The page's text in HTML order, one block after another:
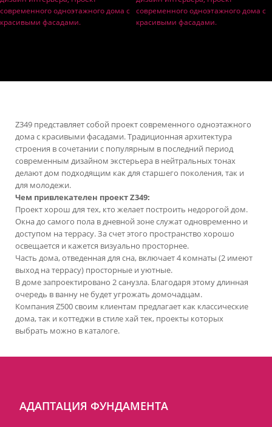
Z349 представляет собой проект современного одноэтажного
дома с красивыми фасадами. Традиционная архитектура
строения в сочетании с популярным в последний период
современным дизайном экстерьера в нейтральных тонах
делают дом подходящим как для старшего поколения, так и
для молодежи.
Чем привлекателен проект Z349:
Проект хорош для тех, кто желает построить недорогой дом.
Окна до самого пола в дневной зоне служат одновременно и
доступом на террасу. За счет этого пространство хорошо
освещается и кажется визуально просторнее.
Часть дома, отведенная для сна, включает 4 комнаты (2 имеют
выход на террасу) просторные и уютные.
В доме запроектировано 2 санузла. Благодаря этому длинная
очередь в ванну не будет угрожать домочадцам.
Компания Z500 своим клиентам предлагает как классические
дома, так и коттеджи в стиле хай тек, проекты которых
выбрать можно в каталоге.
АДАПТАЦИЯ ФУНДАМЕНТА